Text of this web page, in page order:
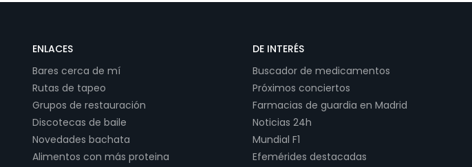
ENLACES
Bares cerca de mí
Rutas de tapeo
Grupos de restauración
Discotecas de baile
Novedades bachata
Alimentos con más proteina
DE INTERÉS
Buscador de medicamentos
Próximos conciertos
Farmacias de guardia en Madrid
Noticias 24h
Mundial F1
Efemérides destacadas